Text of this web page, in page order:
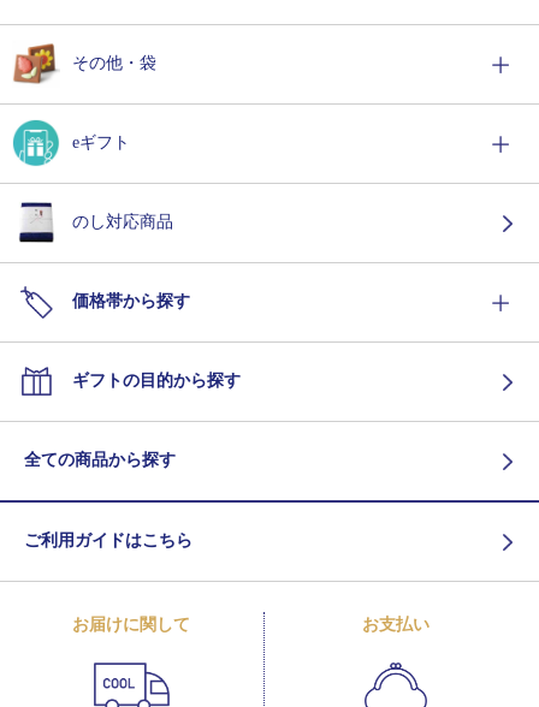
その他・袋
eギフト
のし対応商品
価格帯から探す
ギフトの目的から探す
全ての商品から探す
ご利用ガイドはこちら
お届けに関して お支払い